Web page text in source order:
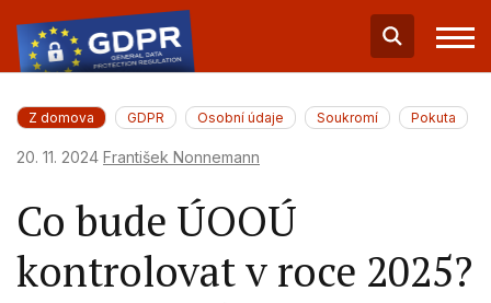
Z domova GDPR Osobní údaje Soukromí Pokuta
20. 11. 2024 František Nonnemann
Co bude ÚOOÚ
kontrolovat v roce 2025?